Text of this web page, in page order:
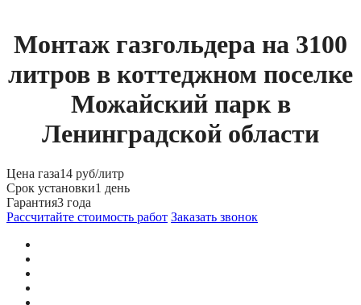
Монтаж газгольдера на 3100
литров в коттеджном поселке
Можайский парк в
Ленинградской области
Цена газа14 руб/литр
Срок установки1 день
Гарантия3 года
Рассчитайте стоимость работ Заказать звонок